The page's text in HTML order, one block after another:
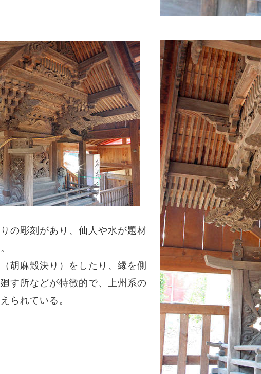
の彫刻があり、仙人や水が題材
胡麻殻決り）をしたり、縁を側
す所などが特徴的で、上州系の
られている。